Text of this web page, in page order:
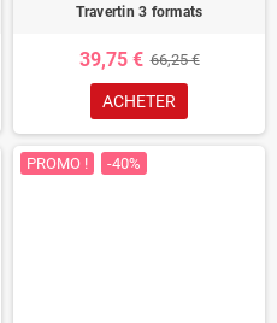
Travertin 3 formats
39,75 € 66,25 €
ACHETER
PROMO ! -40%